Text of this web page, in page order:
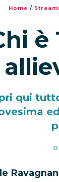
Home /
è
qui